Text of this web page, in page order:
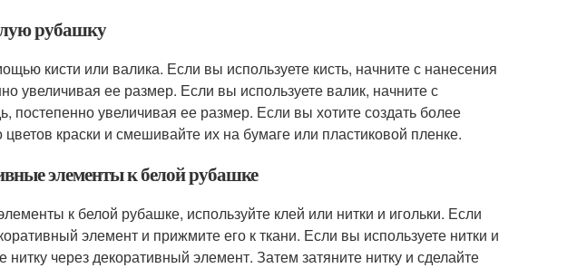
рубашку
кисти или валика. Если вы используете кисть, начните с нанесения
увеличивая ее размер. Если вы используете валик, начните с
увеличивая ее размер. Если вы хотите создать более
краски и смешивайте их на бумаге или пластиковой пленке.
элементы к белой рубашке
к белой рубашке, используйте клей или нитки и игольки. Если
элемент и прижмите его к ткани. Если вы используете нитки и
нитку через декоративный элемент. Затем затяните нитку и сделайте